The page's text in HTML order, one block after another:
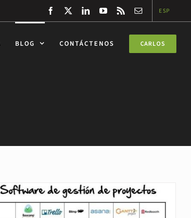
Facebook
TwitterLinkedInYouTube
Rss
CorreoESP
BLOG CONTÁCTENOS CARLOS